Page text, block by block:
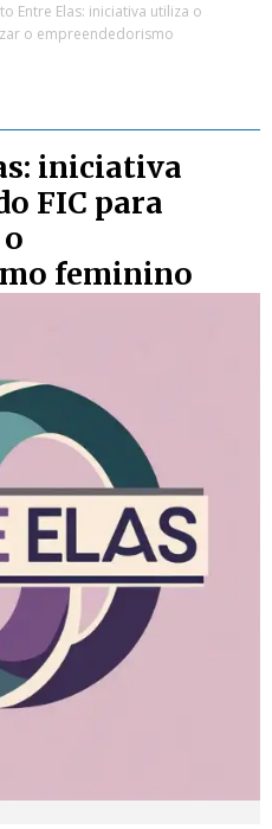
Entre Elas: iniciativa utiliza o
o empreendedorismo
iniciativa
FIC para
feminino